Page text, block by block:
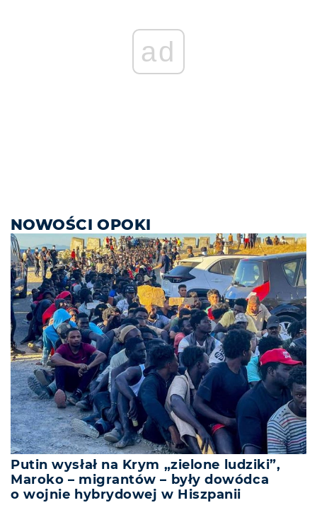
ad
NOWOŚCI OPOKI
Putin wysłał na Krym „zielone ludziki”,
Maroko – migrantów – były dowódca
o wojnie hybrydowej w Hiszpanii